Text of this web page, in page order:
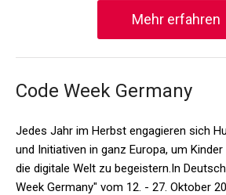
Mehr erfahren
Code Week Germany
Jedes Jahr im Herbst engagieren sich
und Initiativen in ganz Europa, um
die digitale Welt zu begeistern.In
Week Germany" vom 12. - 27. Oktober